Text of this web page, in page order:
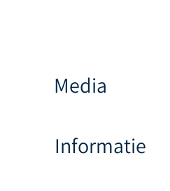
Media
Informatie